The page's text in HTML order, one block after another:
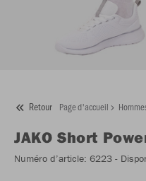
Retour Page d'accueil
JAKO Short
Numéro d’article: 6223 -